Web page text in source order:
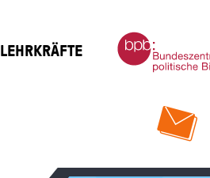
Bundeszentrale
für
politische